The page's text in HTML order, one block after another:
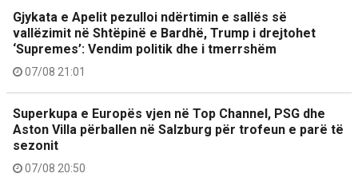
Gjykata e Apelit pezulloi ndërtimin e sallës së
vallëzimit në Shtëpinë e Bardhë, Trump i drejtohet
‘Supremes’: Vendim politik dhe i tmerrshëm
07/08 21:01
Superkupa e Europës vjen në Top Channel, PSG dhe
Aston Villa përballen në Salzburg për trofeun e parë të
sezonit
07/08 20:50